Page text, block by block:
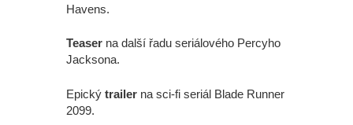
Havens.
Teaser na další řadu seriálového Percyho
Jacksona.
Epický trailer na sci-fi seriál Blade Runner
2099.